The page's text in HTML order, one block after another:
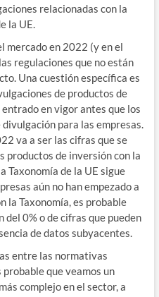
relacionadas con la
la UE.
mercado en 2022 (y en el
regulaciones que no están
Una cuestión específica es
de productos de
en vigor antes que los
para las empresas.
va a ser las cifras que se
productos de inversión con la
Taxonomía de la UE sigue
aún no han empezado a
la Taxonomía, es probable
0% o de cifras que pueden
de datos subyacentes.
entre las normativas
que veamos un
complejo en el sector, a